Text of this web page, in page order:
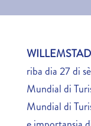
riba dia 27 di
Mundial di
Mundial di